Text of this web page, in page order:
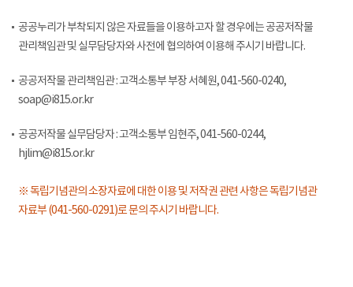
공공누리가 부착되지 않은 자료들을 이용하고자 할 경우에는 공공저작물
관리책임관 및 실무담당자와 사전에 협의하여 이용해 주시기 바랍니다.
공공저작물 관리책임관 : 고객소통부 부장 서혜원, 041-560-0240,
soap@i815.or.kr
공공저작물 실무담당자 : 고객소통부 임현주, 041-560-0244,
hjlim@i815.or.kr
※ 독립기념관의 소장자료에 대한 이용 및 저작권 관련 사항은 독립기념관
자료부 (041-560-0291)로 문의 주시기 바랍니다.